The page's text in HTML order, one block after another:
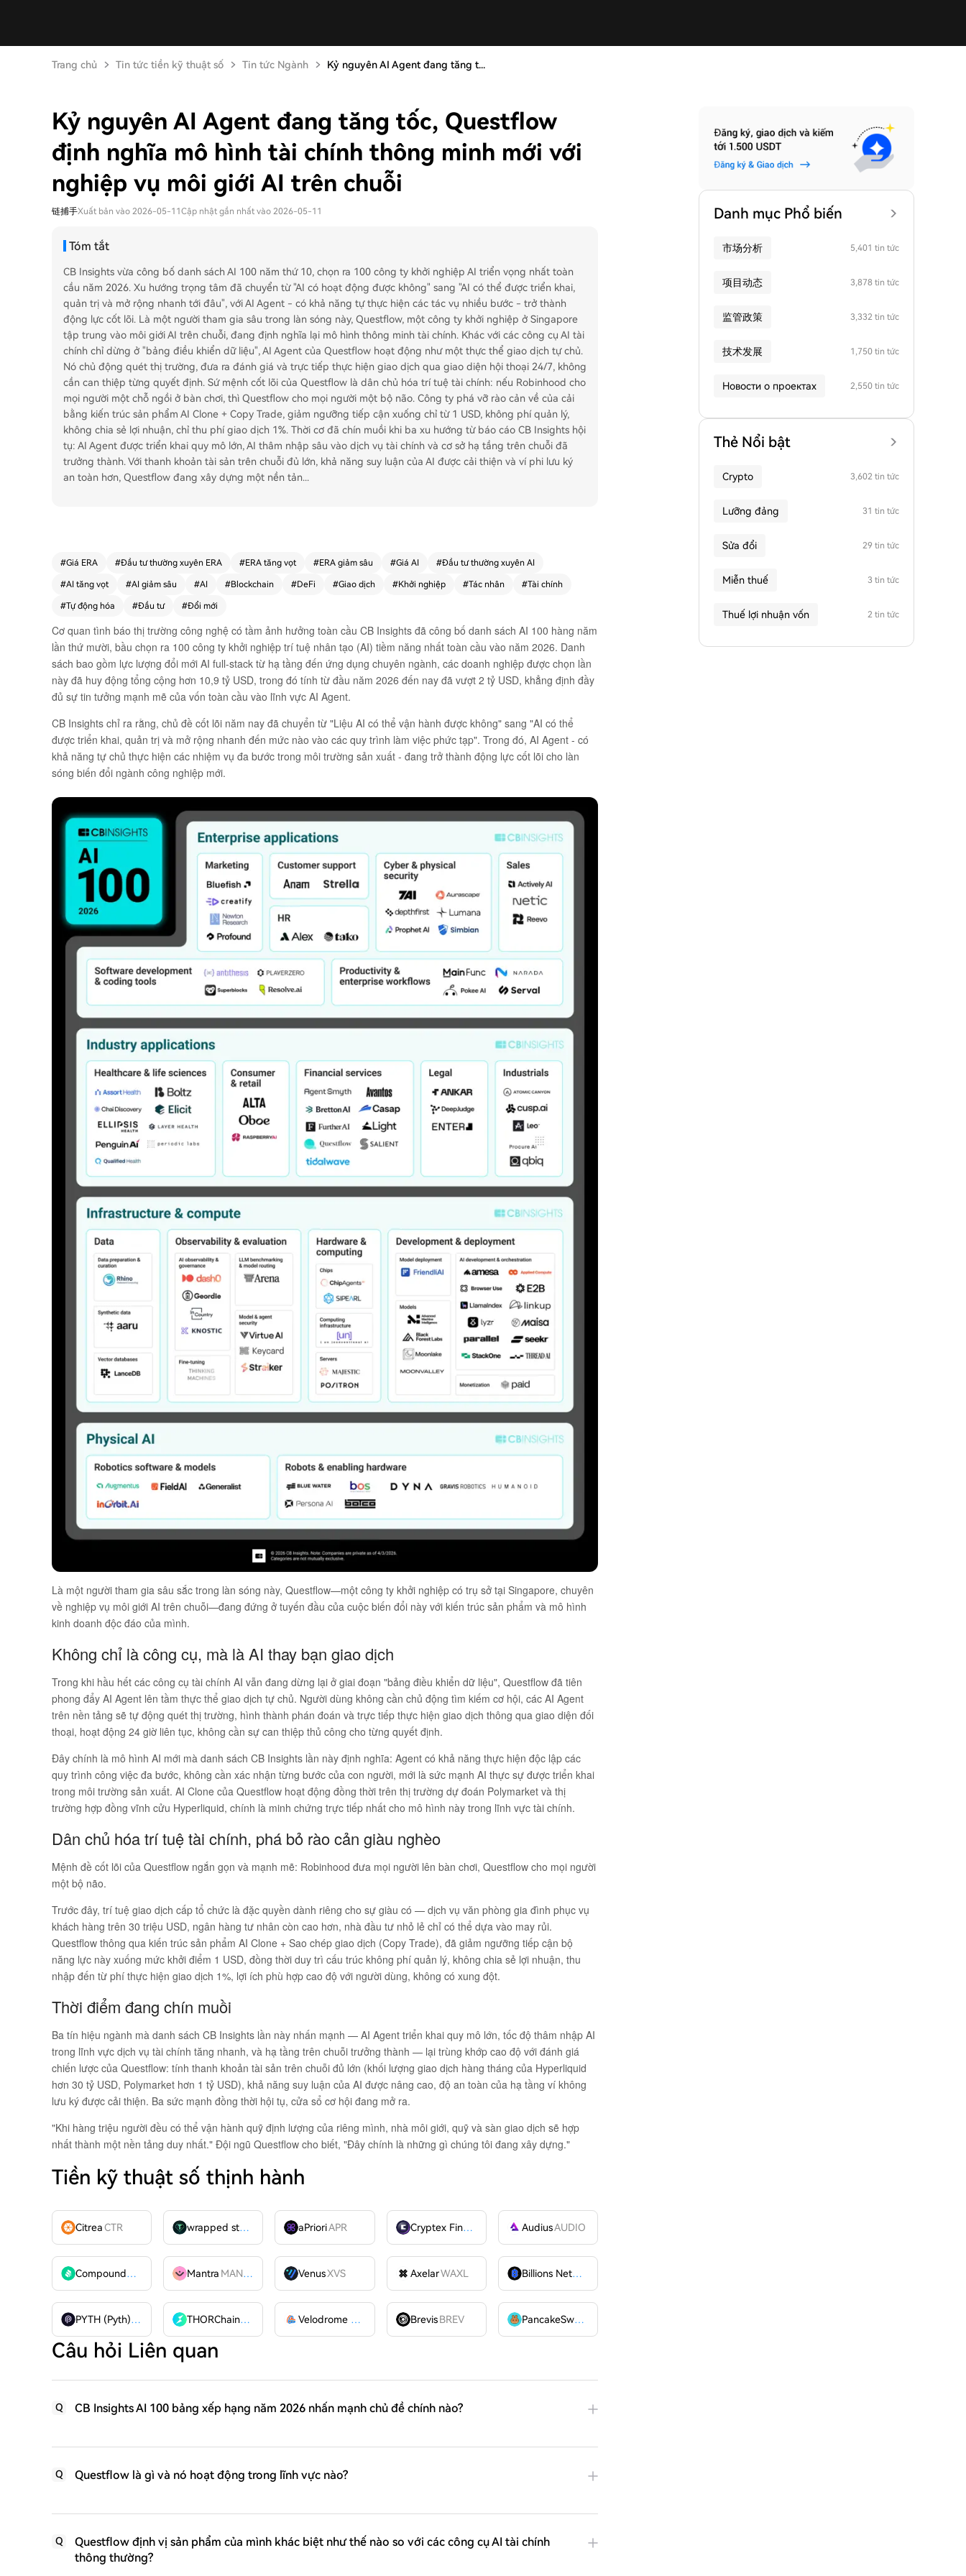
Trang chủ Tin tức tiền kỹ thuật số Tin tức Ngành Kỷ nguyên AI Agent đang tăng t...
Kỷ nguyên AI Agent đang tăng tốc, Questflow
định nghĩa mô hình tài chính thông minh mới với
nghiệp vụ môi giới AI trên chuỗi
链捕手Xuất bản vào 2026-05-11 Cập nhật gần nhất vào 2026-05-11
Tóm tắt
CB Insights vừa công bố danh sách AI 100 năm thứ 10, chọn ra 100 công ty khởi nghiệp AI triển vọng nhất toàn
cầu năm 2026. Xu hướng trọng tâm đã chuyển từ "AI có hoạt động được không" sang "AI có thể được triển khai,
quản trị và mở rộng nhanh tới đâu", với AI Agent - có khả năng tự thực hiện các tác vụ nhiều bước - trở thành
động lực cốt lõi. Là một người tham gia sâu trong làn sóng này, Questflow, một công ty khởi nghiệp ở Singapore
tập trung vào môi giới AI trên chuỗi, đang định nghĩa lại mô hình thông minh tài chính. Khác với các công cụ AI tài
chính chỉ dừng ở "bảng điều khiển dữ liệu", AI Agent của Questflow hoạt động như một thực thể giao dịch tự chủ.
Nó chủ động quét thị trường, đưa ra đánh giá và trực tiếp thực hiện giao dịch qua giao diện hội thoại 24/7, không
cần can thiệp từng quyết định. Sứ mệnh cốt lõi của Questflow là dân chủ hóa trí tuệ tài chính: nếu Robinhood cho
mọi người một chỗ ngồi ở bàn chơi, thì Questflow cho mọi người một bộ não. Công ty phá vỡ rào cản về của cải
bằng kiến trúc sản phẩm AI Clone + Copy Trade, giảm ngưỡng tiếp cận xuống chỉ từ 1 USD, không phí quản lý,
không chia sẻ lợi nhuận, chỉ thu phí giao dịch 1%. Thời cơ đã chín muồi khi ba xu hướng từ báo cáo CB Insights hội
tụ: AI Agent được triển khai quy mô lớn, AI thâm nhập sâu vào dịch vụ tài chính và cơ sở hạ tầng trên chuỗi đã
trưởng thành. Với thanh khoản tài sản trên chuỗi đủ lớn, khả năng suy luận của AI được cải thiện và ví phi lưu ký
an toàn hơn, Questflow đang xây dựng một nền tản...
#Giá ERA #Đầu tư thường xuyên ERA #ERA tăng vọt #ERA giảm sâu #Giá AI #Đầu tư thường xuyên AI
#AI tăng vọt #AI giảm sâu #AI #Blockchain #DeFi #Giao dịch #Khởi nghiệp #Tác nhân #Tài chính
#Tự động hóa #Đầu tư #Đổi mới
Cơ quan tình báo thị trường công nghệ có tầm ảnh hưởng toàn cầu CB Insights đã công bố danh sách AI 100 hàng năm
lần thứ mười, bầu chọn ra 100 công ty khởi nghiệp trí tuệ nhân tạo (AI) tiềm năng nhất toàn cầu vào năm 2026. Danh
sách bao gồm lực lượng đổi mới AI full-stack từ hạ tầng đến ứng dụng chuyên ngành, các doanh nghiệp được chọn lần
này đã huy động tổng cộng hơn 10,9 tỷ USD, trong đó tính từ đầu năm 2026 đến nay đã vượt 2 tỷ USD, khẳng định đầy
đủ sự tin tưởng mạnh mẽ của vốn toàn cầu vào lĩnh vực AI Agent.
CB Insights chỉ ra rằng, chủ đề cốt lõi năm nay đã chuyển từ "Liệu AI có thể vận hành được không" sang "AI có thể
được triển khai, quản trị và mở rộng nhanh đến mức nào vào các quy trình làm việc phức tạp". Trong đó, AI Agent - có
khả năng tự chủ thực hiện các nhiệm vụ đa bước trong môi trường sản xuất - đang trở thành động lực cốt lõi cho làn
sóng biến đổi ngành công nghiệp mới.
Là một người tham gia sâu sắc trong làn sóng này, Questflow—một công ty khởi nghiệp có trụ sở tại Singapore, chuyên
về nghiệp vụ môi giới AI trên chuỗi—đang đứng ở tuyến đầu của cuộc biến đổi này với kiến trúc sản phẩm và mô hình
kinh doanh độc đáo của mình.
Không chỉ là công cụ, mà là AI thay bạn giao dịch
Trong khi hầu hết các công cụ tài chính AI vẫn đang dừng lại ở giai đoạn "bảng điều khiển dữ liệu", Questflow đã tiên
phong đẩy AI Agent lên tầm thực thể giao dịch tự chủ. Người dùng không cần chủ động tìm kiếm cơ hội, các AI Agent
trên nền tảng sẽ tự động quét thị trường, hình thành phán đoán và trực tiếp thực hiện giao dịch thông qua giao diện đối
thoại, hoạt động 24 giờ liên tục, không cần sự can thiệp thủ công cho từng quyết định.
Đây chính là mô hình AI mới mà danh sách CB Insights lần này định nghĩa: Agent có khả năng thực hiện độc lập các
quy trình công việc đa bước, không cần xác nhận từng bước của con người, mới là sức mạnh AI thực sự được triển khai
trong môi trường sản xuất. AI Clone của Questflow hoạt động đồng thời trên thị trường dự đoán Polymarket và thị
trường hợp đồng vĩnh cửu Hyperliquid, chính là minh chứng trực tiếp nhất cho mô hình này trong lĩnh vực tài chính.
Dân chủ hóa trí tuệ tài chính, phá bỏ rào cản giàu nghèo
Mệnh đề cốt lõi của Questflow ngắn gọn và mạnh mẽ: Robinhood đưa mọi người lên bàn chơi, Questflow cho mọi người
một bộ não.
Trước đây, trí tuệ giao dịch cấp tổ chức là đặc quyền dành riêng cho sự giàu có — dịch vụ văn phòng gia đình phục vụ
khách hàng trên 30 triệu USD, ngân hàng tư nhân còn cao hơn, nhà đầu tư nhỏ lẻ chỉ có thể dựa vào may rủi.
Questflow thông qua kiến trúc sản phẩm AI Clone + Sao chép giao dịch (Copy Trade), đã giảm ngưỡng tiếp cận bộ
năng lực này xuống mức khởi điểm 1 USD, đồng thời duy trì cấu trúc không phí quản lý, không chia sẻ lợi nhuận, thu
nhập đến từ phí thực hiện giao dịch 1%, lợi ích phù hợp cao độ với người dùng, không có xung đột.
Thời điểm đang chín muồi
Ba tín hiệu ngành mà danh sách CB Insights lần này nhấn mạnh — AI Agent triển khai quy mô lớn, tốc độ thâm nhập AI
trong lĩnh vực dịch vụ tài chính tăng nhanh, và hạ tầng trên chuỗi trưởng thành — lại trùng khớp cao độ với đánh giá
chiến lược của Questflow: tính thanh khoản tài sản trên chuỗi đủ lớn (khối lượng giao dịch hàng tháng của Hyperliquid
hơn 30 tỷ USD, Polymarket hơn 1 tỷ USD), khả năng suy luận của AI được nâng cao, độ an toàn của hạ tầng ví không
lưu ký được cải thiện. Ba sức mạnh đồng thời hội tụ, cửa sổ cơ hội đang mở ra.
"Khi hàng triệu người đều có thể vận hành quỹ định lượng của riêng mình, nhà môi giới, quỹ và sàn giao dịch sẽ hợp
nhất thành một nền tảng duy nhất." Đội ngũ Questflow cho biết, "Đây chính là những gì chúng tôi đang xây dựng."
Tiền kỹ thuật số thịnh hành
CitreaCTR wrapped stUSDT WSTUSDTaPrioriAPR Cryptex Finance AudiusAUDIO
Compound
COMP Mantra MANTRA VenusXVS AxelarWAXL Billions Network
PYTH (Pyth)
PYTH THORChain
RUNE Velodrome Finance VELODROME
Brevis BREV PancakeSwap
Câu hỏi Liên quan
Q CB Insights AI 100 bảng xếp hạng năm 2026 nhấn mạnh chủ đề chính nào?
Q Questflow là gì và nó hoạt động trong lĩnh vực nào?
Q
Questflow định vị sản phẩm của mình khác biệt như thế nào so với các công cụ AI tài chính
thông thường?
Danh mục Phổ biến
市场分析 5,401 tin tức
项目动态 3,878 tin tức
监管政策 3,332 tin tức
技术发展 1,750 tin tức
Новости о проектах 2,550 tin tức
Thẻ Nổi bật
Crypto 3,602 tin tức
Lưỡng đảng 31 tin tức
Sửa đổi 29 tin tức
Miễn thuế 3 tin tức
Thuế lợi nhuận vốn 2 tin tức